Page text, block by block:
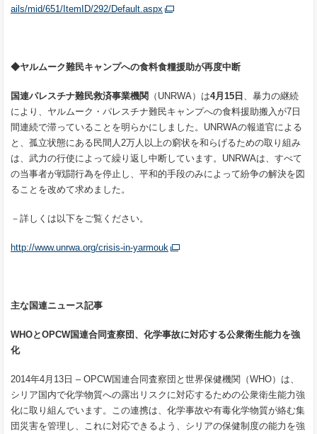
ails/mid/651/ItemID/292/Default.aspx
◆ヤルムーク難民キャンプへの食料食糧援助が再度中断
国連パレスチナ難民救済事業機関 （UNRWA）は4月 15 日 、暴力の継続
により、ヤルムーク・パレスチナ難民キャンプへの食料援助搬入が7日
間連続で滞っていることを明らかにしました。UNRWAの報道官による
と、孤立状態にある民間人2万人以上の窮状を和らげるための取り組み
は、武力の行使によって繰り返し中断しています。UNRWAは、すべて
の当事者が戦闘行為を停止し、平和的手段のみによって紛争の解決を図
ることを改めて求めました。
－詳しくは以下をご覧ください。
http://www.unrwa.org/crisis-in-yarmouk
主な国連ニュース記事
WHOとOPCW国連合同査察団、化学事故に対応する公衆衛生能力を強
化
2014年4月13日 – OPCW国連合同査察団と世界保健機関（WHO）は、
シリア国内で化学物質への露出リスクに対応するための公衆衛生能力強
化に取り組んでいます。この連携は、化学事故や有毒化学物質が絡む集
団災害を管理し、これに対応できるよう、シリアの保健制度の能力を強